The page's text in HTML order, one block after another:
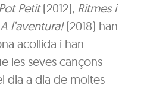
Petit(2012), Ritmes i
A l’aventura!(2018) han
acollida i han
les seves cançons
dia a dia de moltes